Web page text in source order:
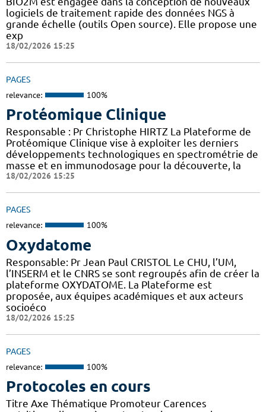
logiciels de traitement rapide des données NGS à
grande échelle (outils Open source). Elle propose une
exp
18/02/2026 15:25
PAGES
relevance: 100%
Protéomique Clinique
Responsable : Pr Christophe HIRTZ La Plateforme de
Protéomique Clinique vise à exploiter les derniers
développements technologiques en spectrométrie de
masse et en immunodosage pour la découverte, la
18/02/2026 15:25
PAGES
relevance: 100%
Oxydatome
Responsable: Pr Jean Paul CRISTOL Le CHU, l’UM,
l’INSERM et le CNRS se sont regroupés afin de créer la
plateforme OXYDATOME. La Plateforme est
proposée, aux équipes académiques et aux acteurs
socioéco
18/02/2026 15:25
PAGES
relevance: 100%
Protocoles en cours
Titre Axe Thématique Promoteur Carences